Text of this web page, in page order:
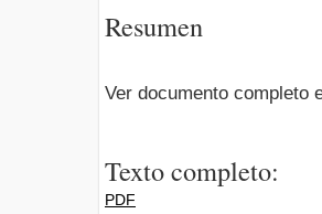
Resumen
Ver documento completo
Texto completo:
PDF